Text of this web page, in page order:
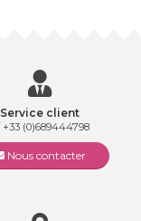
Service client
+33 (0)689444798
Nous contacter